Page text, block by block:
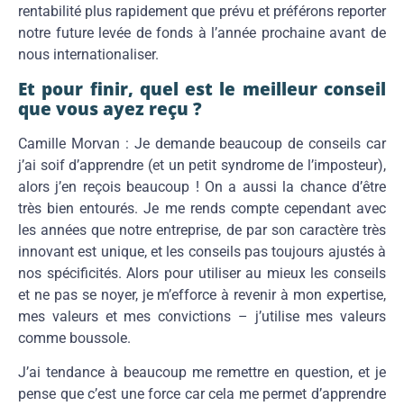
rentabilité plus rapidement que prévu et préférons reporter
notre future levée de fonds à l’année prochaine avant de
nous internationaliser.
Et pour finir, quel est le meilleur conseil
que vous ayez reçu ?
Camille Morvan : Je demande beaucoup de conseils car
j’ai soif d’apprendre (et un petit syndrome de l’imposteur),
alors j’en reçois beaucoup ! On a aussi la chance d’être
très bien entourés. Je me rends compte cependant avec
les années que notre entreprise, de par son caractère très
innovant est unique, et les conseils pas toujours ajustés à
nos spécificités. Alors pour utiliser au mieux les conseils
et ne pas se noyer, je m’efforce à revenir à mon expertise,
mes valeurs et mes convictions – j’utilise mes valeurs
comme boussole.
J’ai tendance à beaucoup me remettre en question, et je
pense que c’est une force car cela me permet d’apprendre